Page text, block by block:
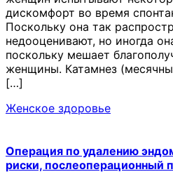
дискомфорт во время
Поскольку она так
недооценивают, но иногда
поскольку мешает
женщины. Катамнез
[…]
Женское здоровье
Операция по удалению
риски, послеоперационный